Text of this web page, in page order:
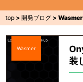
top >開発ブログ >Wasmer
Wasmer
装